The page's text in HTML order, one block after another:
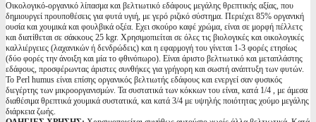
Οικολογικό-οργανικό λίπασμα και βελτιωτικό εδάφους μεγάλης θρεπτικής αξίας, που
δημιουργεί προυποθέσεις για φυτά υγιή, με γερό ριζικό σύστημα. Περιέχει 85% οργανική
ουσία και χουμικά και φουλβικά οξέα. Εχει σκούρο καφέ χρώμα, είναι σε μορφή πέλλετς
και διατίθεται σε σάκκους 25 kgr. Χρησιμοπιείται σε όλες τις βιολογικές και οικολογικές
καλλιέργειες (λαχανικών ή δενδρώδεις) και η εφαρμογή του γίνεται 1-3 φορές ετησίως
(δύο φορές την άνοιξη και μία το φθινόπωρο). Είναι άριστο βελτιωτικό και μεταπλάστης
εδάφους, προσφέρωντας άριστες συνθήκες για γρήγορη και σωστή ανάπτυξη των φυτών.
Το Perl humus είναι επίσης οργανικός βελτιωτής εδάφους και ενεργεί σαν φυσικός
διεγέρτης των μικροοργανισμών. Τα συστατικά των κόκκων του είναι, κατά 1/4 , με άμεσα
διαθέσιμα θρεπτικά χουμικά συστατικά, και κατά 3/4 με υψηλής ποιότητας χούμο μεγάλης
διάρκεια ζωής.